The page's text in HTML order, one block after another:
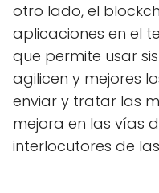
otro lado, el
aplicaciones en el
que permite usar
agilicen y mejores
enviar y tratar las
mejora en las vías
interlocutores de